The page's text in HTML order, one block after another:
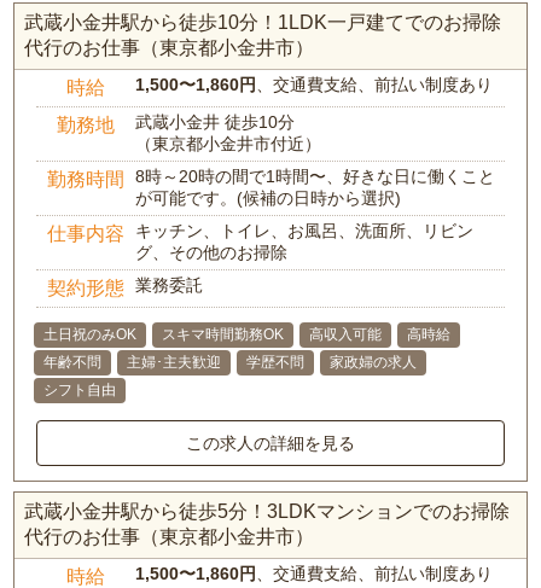
武蔵小金井駅から徒歩10分！1LDK一戸建てでのお掃除
代行のお仕事（東京都小金井市）
時給 1,500〜1,860円 、交通費支給、前払い制度あり
勤務地
武蔵小金井 徒歩10分
（東京都小金井市付近）
勤務時間
8時～20時の間で1時間〜、好きな日に働くこと
が可能です。(候補の日時から選択)
仕事内容
キッチン、トイレ、お風呂、洗面所、リビン
グ、その他のお掃除
契約形態 業務委託
土日祝のみOK スキマ時間勤務OK 高収入可能
高時給
年齢不問
主婦･主夫歓迎 学歴不問
家政婦の求人
シフト自由
この求人の詳細を見る
武蔵小金井駅から徒歩5分！3LDKマンションでのお掃除
代行のお仕事（東京都小金井市）
時給 1,500〜1,860円 、交通費支給、前払い制度あり